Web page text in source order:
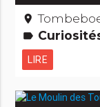
place
label Curiosités
LIRE